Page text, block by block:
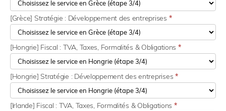
[Grèce] Stratégie : Développement des entreprises *
[Hongrie] Fiscal : TVA, Taxes, Formalités & Obligations *
[Hongrie] Stratégie : Développement des entreprises *
[Irlande] Fiscal : TVA, Taxes, Formalités & Obligations *